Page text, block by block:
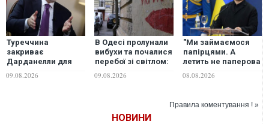
Туреччина
закриває
Дарданелли для
глава МЗС Фідан
09.08.2026
В Одесі пролунали
вибухи та почалися
перебої зі світлом:
дронів та ракет
09.08.2026
"Ми займаємося
папірцями. А
летить не паперова
Зеленський
ще у перший рік
08.08.2026
Правила коментування ! »
НОВИНИ